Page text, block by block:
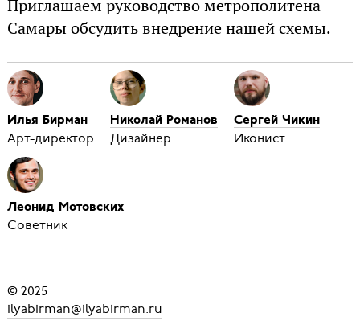
Приглашаем руководство метрополитена
Самары обсудить внедрение нашей схемы.
Илья Бирман
Арт-директор
Николай Романов
Дизайнер
Сергей Чикин
Иконист
Леонид Мотовских
Советник
© 2025
ilyabirman@ilyabirman.ru